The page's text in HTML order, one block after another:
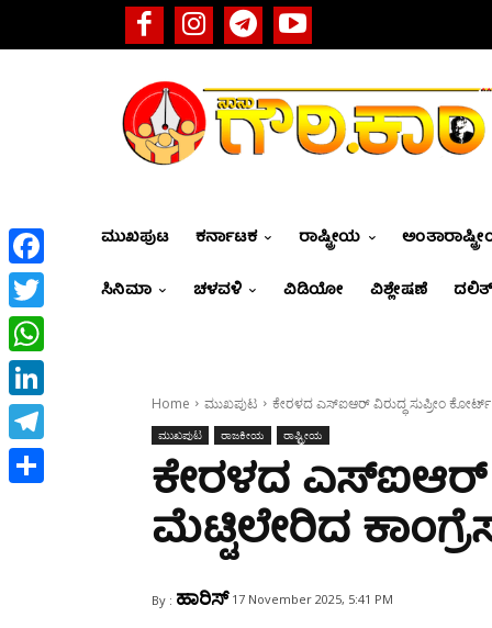
ಮುಖಪುಟ ಕರ್ನಾಟಕ ರಾಷ್ಟ್ರೀಯ
ಸಿನಿಮಾ
ಚಳವಳಿ ವಿಡಿಯೋ ವಿಶ್ಲೇಷಣೆ ದಲಿತ್
Home ಮುಖಪುಟ ಕೇರಳದ ಎಸ್‌ಐಆರ್ ವಿರುದ್ಧ ಸುಪ್ರೀಂ
ಮುಖಪುಟ ರಾಜಕೀಯ ರಾಷ್ಟ್ರೀಯ
ಕೇರಳದ ಎಸ್‌ಐಆರ್
ಮೆಟ್ಟಿಲೇರಿದ
By : ಹಾರಿಸ್ 17 November 2025, 5:41 PM
Facebook
Twitter
WhatsApp
LinkedIn
Telegram